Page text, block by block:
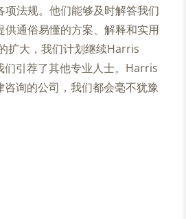
项法规。他们能够及时解答我们
供通俗易懂的方案、解释和实用
扩大，我们计划继续Harris
们引荐了其他专业人士。Harris
询的公司，我们都会毫不犹豫